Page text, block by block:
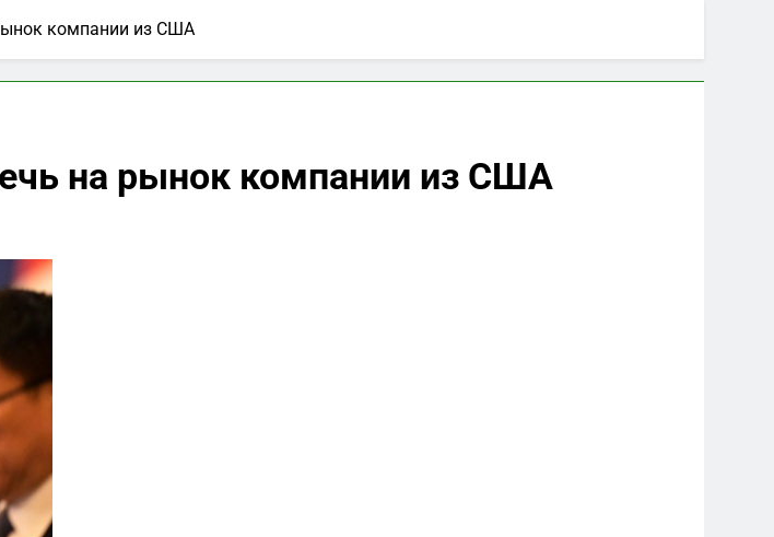
компании из США
на рынок компании из США